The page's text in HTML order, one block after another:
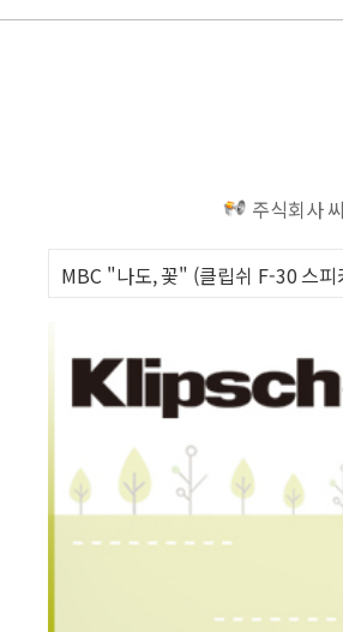
주식회사
MBC "나도, 꽃" (클립쉬 F-30 스피